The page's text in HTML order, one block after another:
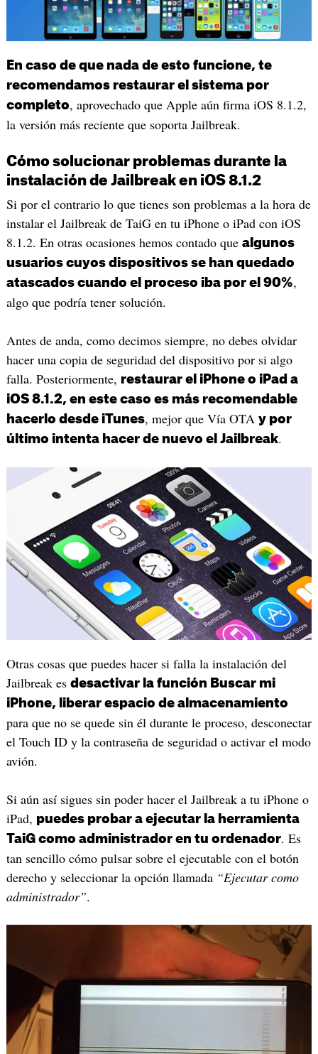
En caso de que nada de esto funcione, te
recomendamos restaurar el sistema por
completo, aprovechado que Apple aún firma iOS 8.1.2,
la versión más reciente que soporta Jailbreak.
Cómo solucionar problemas durante la
instalación de Jailbreak en iOS 8.1.2
Si por el contrario lo que tienes son problemas a la hora de
instalar el Jailbreak de TaiG en tu iPhone o iPad con iOS
8.1.2. En otras ocasiones hemos contado que algunos
usuarios cuyos dispositivos se han quedado
atascados cuando el proceso iba por el 90%,
algo que podría tener solución.
Antes de anda, como decimos siempre, no debes olvidar
hacer una copia de seguridad del dispositivo por si algo
falla. Posteriormente, restaurar el iPhone o iPad a
iOS 8.1.2, en este caso es más recomendable
hacerlo desde iTunes, mejor que Vía OTA y por
último intenta hacer de nuevo el Jailbreak.
Otras cosas que puedes hacer si falla la instalación del
Jailbreak es desactivar la función Buscar mi
iPhone, liberar espacio de almacenamiento
para que no se quede sin él durante le proceso, desconectar
el Touch ID y la contraseña de seguridad o activar el modo
avión.
Si aún así sigues sin poder hacer el Jailbreak a tu iPhone o
iPad, puedes probar a ejecutar la herramienta
TaiG como administrador en tu ordenador. Es
tan sencillo cómo pulsar sobre el ejecutable con el botón
derecho y seleccionar la opción llamada “Ejecutar como
administrador”.